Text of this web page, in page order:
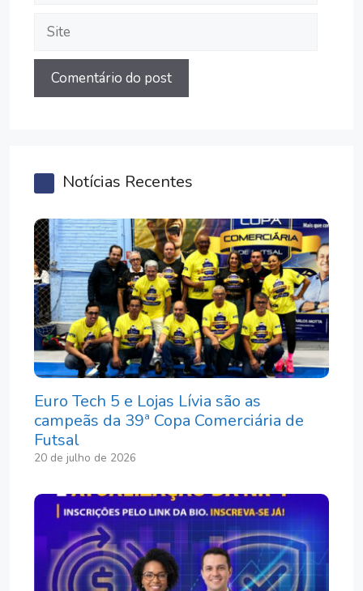
Site
Notícias Recentes
Euro Tech 5 e Lojas Lívia são as
campeãs da 39ª Copa Comerciária de
Futsal
20 de julho de 2026